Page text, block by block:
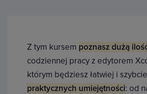
Z tym kursem poznasz dużą
codziennej pracy z edytorem
którym będziesz łatwiej i
praktycznych umiejętności: od